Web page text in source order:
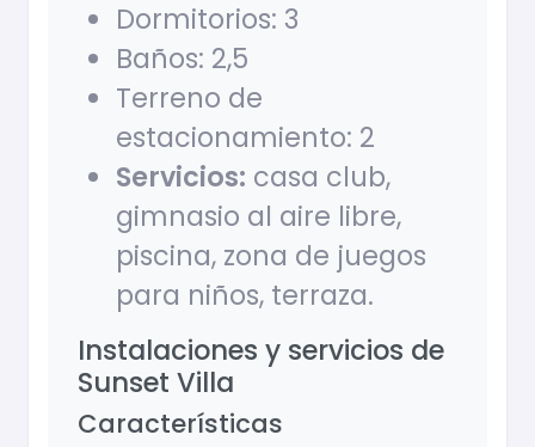
Dormitorios: 3
Baños: 2,5
Terreno de
estacionamiento: 2
Servicios: casa club,
gimnasio al aire libre,
piscina, zona de juegos
para niños, terraza.
Instalaciones y servicios de
Sunset Villa
Características